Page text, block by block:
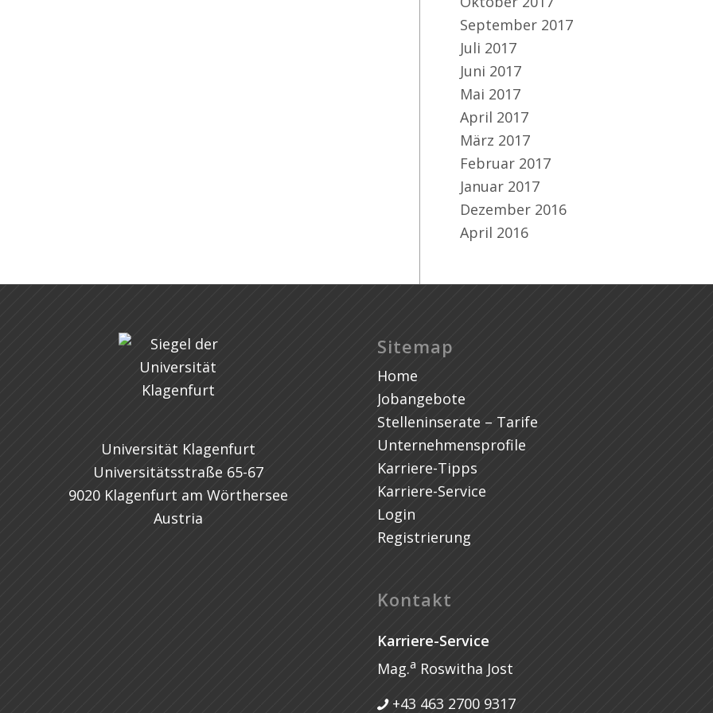
September 2017
Juli 2017
Juni 2017
Mai 2017
April 2017
März 2017
Februar 2017
Januar 2017
Dezember 2016
April 2016
Universität Klagenfurt
Universitätsstraße 65-67
9020 Klagenfurt am Wörthersee
Austria
Sitemap
Home
Jobangebote
Stelleninserate – Tarife
Unternehmensprofile
Karriere-Tipps
Karriere-Service
Login
Registrierung
Kontakt
Karriere-Service
Mag.a Roswitha Jost
+43 463 2700 9317